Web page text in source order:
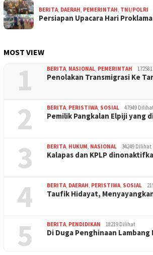
BERITA, DAERAH, PEMERINTAH, TNI/POLRI
Persiapan Upacara Hari
MOST VIEW
1 BERITA, NASIONAL, PEMERINTAH
Penolakan Transmigrasi Ke
2 BERITA, PERISTIWA, SOSIAL 47949
Pemilik Pangkalan Elpiji yang
3 BERITA, HUKUM, NASIONAL 34249 Dilihat
Kalapas dan KPLP
4 BERITA, DAERAH, PERISTIWA, SOSIAL
Taufik Hidayat,
5 BERITA, PENDIDIKAN 18219 Dilihat
Di Duga Penghinaan